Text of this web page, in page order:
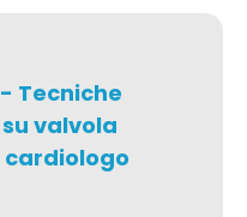
- Tecniche
valvola
cardiologo